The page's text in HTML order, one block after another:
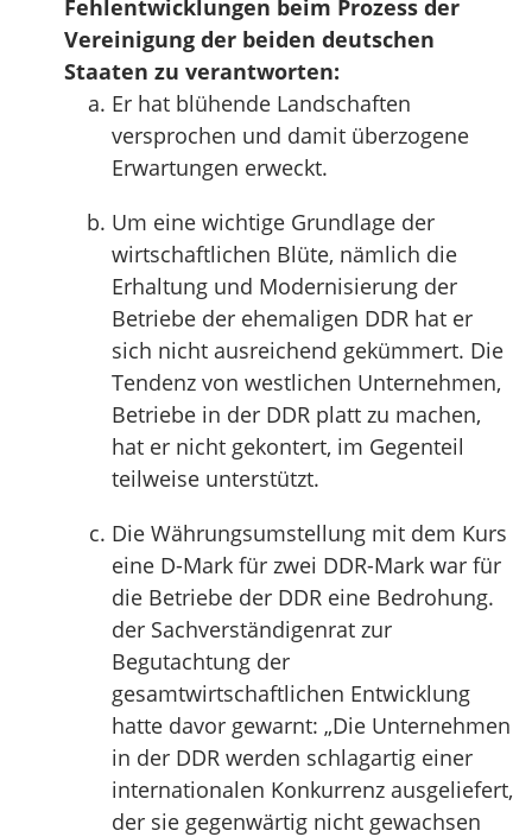
Fehlentwicklungen beim Prozess der
Vereinigung der beiden deutschen
Staaten zu verantworten:
Er hat blühende Landschaften
versprochen und damit überzogene
Erwartungen erweckt.
Um eine wichtige Grundlage der
wirtschaftlichen Blüte, nämlich die
Erhaltung und Modernisierung der
Betriebe der ehemaligen DDR hat er
sich nicht ausreichend gekümmert. Die
Tendenz von westlichen Unternehmen,
Betriebe in der DDR platt zu machen,
hat er nicht gekontert, im Gegenteil
teilweise unterstützt.
Die Währungsumstellung mit dem Kurs
eine D-Mark für zwei DDR-Mark war für
die Betriebe der DDR eine Bedrohung.
der Sachverständigenrat zur
Begutachtung der
gesamtwirtschaftlichen Entwicklung
hatte davor gewarnt: „Die Unternehmen
in der DDR werden schlagartig einer
internationalen Konkurrenz ausgeliefert,
der sie gegenwärtig nicht gewachsen